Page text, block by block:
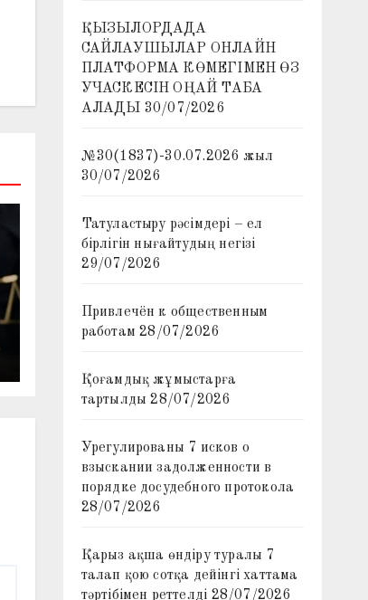
ҚЫЗЫЛОРДАДА
САЙЛАУШЫЛАР ОНЛАЙН
ПЛАТФОРМА КӨМЕГІМЕН ӨЗ
УЧАСКЕСІН ОҢАЙ ТАБА
АЛАДЫ 30/07/2026
№30(1837)-30.07.2026 жыл
30/07/2026
Татуластыру рәсімдері – ел
бірлігін нығайтудың негізі
29/07/2026
Привлечён к общественным
работам 28/07/2026
Қоғамдық жұмыстарға
тартылды 28/07/2026
Урегулированы 7 исков о
взыскании задолженности в
порядке досудебного протокола
28/07/2026
Қарыз ақша өндіру туралы 7
талап қою сотқа дейінгі хаттама
тәртібімен реттелді 28/07/2026